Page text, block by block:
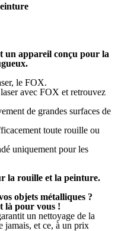
un appareil conçu pour la
le FOX.
avec FOX et retrouvez
de grandes surfaces de
toute rouille ou
uniquement pour les
la rouille et la peinture.
objets métalliques ?
là pour vous !
un nettoyage de la
jamais, et ce, à un prix